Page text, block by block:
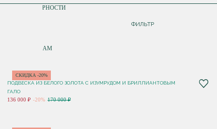
ПО ПОПУЛЯРНОСТИ
ПО НОВИНКАМ
ФИЛЬТР
СКИДКА -20%
ПОДВЕСКА ИЗ БЕЛОГО ЗОЛОТА С ИЗУМРУДОМ И БРИЛЛИАНТОВЫМ
ГАЛО
136 000 ₽ -20% 170 000 ₽